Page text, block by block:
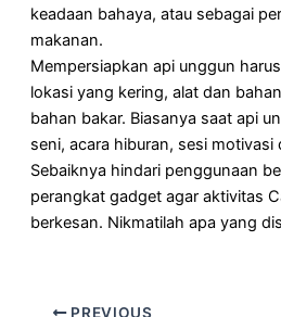
keadaan bahaya, atau sebagai
makanan.
Mempersiapkan api unggun
lokasi yang kering, alat dan
bahan bakar. Biasanya saat api
seni, acara hiburan, sesi
Sebaiknya hindari penggunaan
perangkat gadget agar aktivitas
berkesan. Nikmatilah apa yang
PREVIOUS